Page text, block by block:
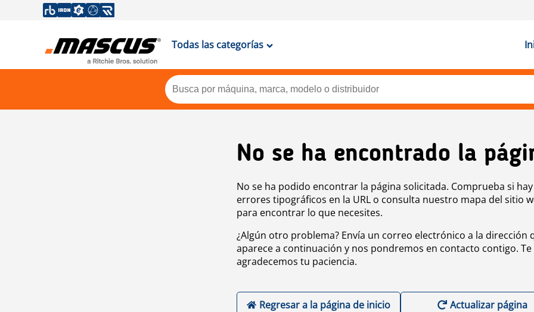
Todas las categorías
No se ha encontrado la
No se ha podido encontrar la página solicitada. Comprueba si hay
errores tipográficos en la URL o consulta nuestro mapa del sitio
para encontrar lo que necesites.
¿Algún otro problema? Envía un correo electrónico a la dirección
aparece a continuación y nos pondremos en contacto contigo. Te
agradecemos tu paciencia.
Regresar a la página de inicio Actualizar página